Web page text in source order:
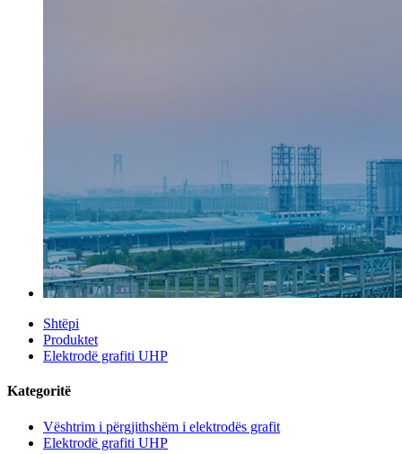
Shtëpi
Produktet
Elektrodë grafiti UHP
Kategoritë
Vështrim i përgjithshëm i elektrodës grafit
Elektrodë grafiti UHP